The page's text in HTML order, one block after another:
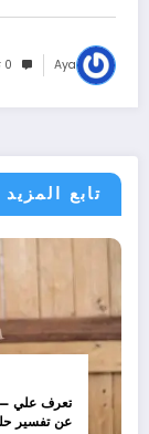
Aya 0 تعليقات
تابع المزيد
تعرف علي –
عن تفسير